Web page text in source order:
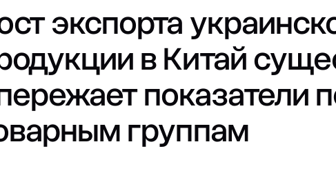
экспорта
в Китай
показатели
группам